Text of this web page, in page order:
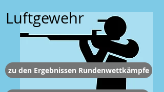
zu den Ergebnissen Rundenwettkämpfe
Luftgewehr